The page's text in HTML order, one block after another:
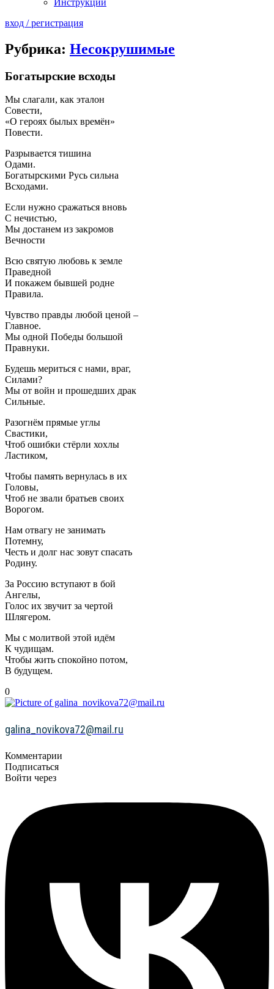
вход / регистрация
Рубрика: Несокрушимые
Богатырские всходы
Мы слагали, как эталон
Совести,
«О героях былых времён»
Повести.
Разрывается тишина
Одами.
Богатырскими Русь сильна
Всходами.
Если нужно сражаться вновь
С нечистью,
Мы достанем из закромов
Вечности
Всю святую любовь к земле
Праведной
И покажем бывшей родне
Правила.
Чувство правды любой ценой –
Главное.
Мы одной Победы большой
Правнуки.
Будешь мериться с нами, враг,
Силами?
Мы от войн и прошедших драк
Сильные.
Разогнём прямые углы
Свастики,
Чтоб ошибки стёрли хохлы
Ластиком,
Чтобы память вернулась в их
Головы,
Чтоб не звали братьев своих
Ворогом.
Нам отвагу не занимать
Потемну,
Честь и долг нас зовут спасать
Родину.
За Россию вступают в бой
Ангелы,
Голос их звучит за чертой
Шлягером.
Мы с молитвой этой идём
К чудищам.
Чтобы жить спокойно потом,
В будущем.
0
galina_novikova72@mail.ru
Комментарии
Подписаться
Войти через